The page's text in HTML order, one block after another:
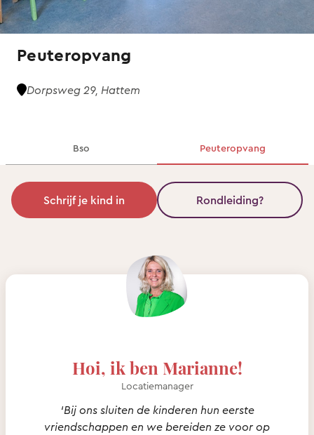
Peuteropvang
Dorpsweg 29, Hattem
Bso Peuteropvang
Schrijf je kind in Rondleiding?
Hoi, ik ben Marianne!
Locatiemanager
‘Bij ons sluiten de kinderen hun eerste
vriendschappen en we bereiden ze voor op